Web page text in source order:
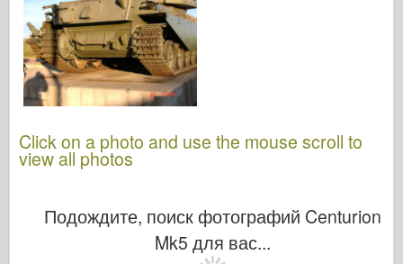
Click on a photo and use the mouse scroll to
view all photos
Подождите, поиск фотографий Centurion
Mk5 для вас...